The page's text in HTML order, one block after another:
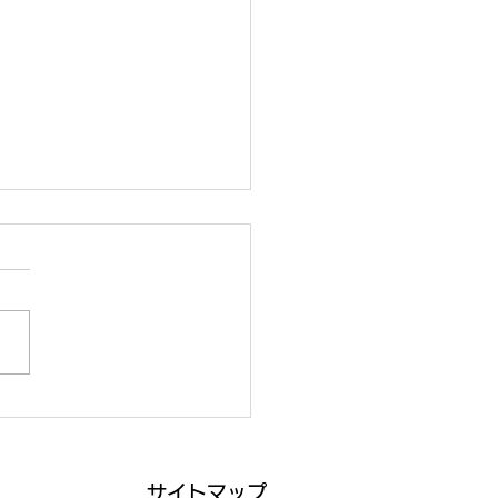
いくスキルと、その理
サイトマップ